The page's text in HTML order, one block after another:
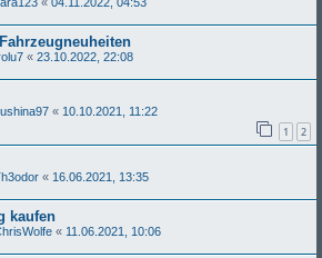
« 23.10.2022, 22:08
« 10.10.2021, 11:22
1 2
« 16.06.2021, 13:35
kaufen
« 11.06.2021, 10:06